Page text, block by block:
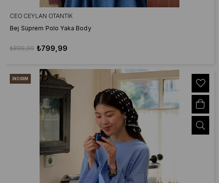
CEO CEYLAN OTANTIK
Bej Süprem Polo Yaka Body
₺799,99
₺899,99
İNDIRIM